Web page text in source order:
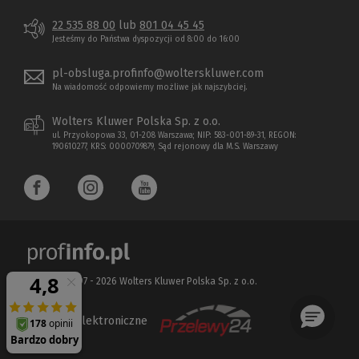
22 535 88 00 lub 801 04 45 45
Jesteśmy do Państwa dyspozycji od 8:00 do 16:00
pl-obsluga.profinfo@wolterskluwer.com
Na wiadomość odpowiemy możliwe jak najszybciej.
Wolters Kluwer Polska Sp. z o.o.
ul. Przyokopowa 33, 01-208 Warszawa; NIP: 583-001-89-31, REGON:
190610277, KRS: 0000709879, Sąd rejonowy dla M.S. Warszawy
Copyright 1997 - 2026 Wolters Kluwer Polska Sp. z o.o.
Płatności elektroniczne
(Nowe
okno)
(Link
do